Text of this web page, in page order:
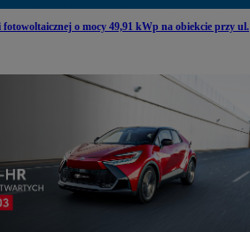
o mocy 49,91 kWp na obiekcie przy ul.